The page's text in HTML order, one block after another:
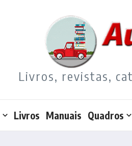
Livros, revistas,
Livros Manuais Quadros